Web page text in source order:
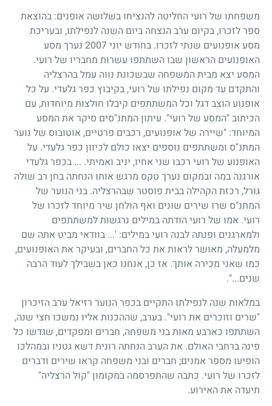
משפחתו של רועי החליטה להנציחו בשלושה אופנים: בהוצאת
ספר לזכרו, בקיום ערב הנצחה ביום השנה לנפילתו, ובעריכת
מסע אופנועים שנתי לזכרו. בחודש יוני 2007 נערך מסע
האופנועים הראשון שבו השתתפו עשרות מחבריו של רועי.
המסע יצא מבית המשפחה שבשכונת נווה עמל בהרצליה
והתקדם עד מקום נפילתו של רועי, בקיבוץ כפר גלעדי. על כל
אופנוע הוצב דגל וכל המשתתפים קיבלו חולצות מיוחדות, עם
הכיתוב "המסע של רועי". עיתון המתנ"סים סיקר את המסע
המיוחד: "שיירה של אופנועים, רכבים פרטיים, אוטובוס של נוער
המתנ"ס ומשתתפים נוספים יצאו כולם לכיוון כפר גלעדי. על
האופנוע של רועי רכבו שני אחיו, יניב ואמיתי. ... בכפר גלעדי
אורגנה במה ובמקום נערך טקס מרגש אותו הנחתה בחן רב שולה
גורל, רכזת הקהילה בבית פוסטר שבהרצליה. בני הנוער של
המתנ"ס שרו שירים שונים ואף הולחן שיר מיוחד לזכרו של
רועי. אמו של רועי הודתה במילים נרגשות למשתתפים
ולמארגנים ופנתה לבנה רועי במילים: '... בוודאי מביט אתה שם
מלמעלה, מאושר לראות את כל החברים, ובעיקר את האופנועים,
כמו שאני מכירה אותך. אז כן, אנחנו כאן בשבילך לעוד הרבה
שנים...".
במלאות שנה לנפילתו התקיים בכפר הנוער רזיאל ערב הזיכרון
"שרים וזוכרים את רועי". בערב, שההכנות אליו נמשכו חצי שנה,
השתתפו כארבע מאות בני משפחה, חברים ומפקדים, שגדשו כל
פינה ברחבי האולם. את הערב הנחתה רונית דשא גטניו ובמהלכו
הופיעו מספר אמנים; חברים ובני משפחה קראו שירים ודברים
לזכרו של רועי. כתבה שהתפרסמה במקומון "קול הרצליה"
תיעדה את האירוע.